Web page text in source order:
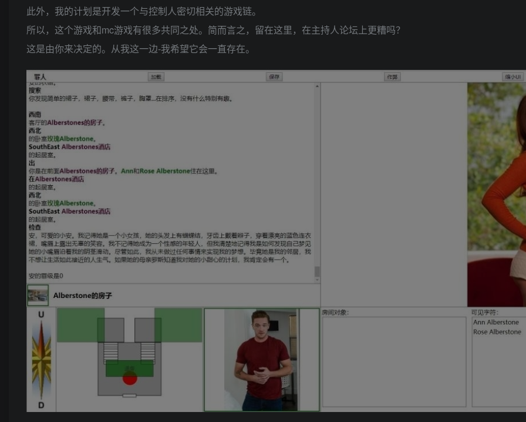
此外，我的计划是开发一个与控制人密切相关的游戏链。
所以，这个游戏和mc游戏有很多共同之处。简而言之，留在这里，在主持人论坛上更糟吗？
这是由你来决定的。从我这一边-我希望它会一直存在。